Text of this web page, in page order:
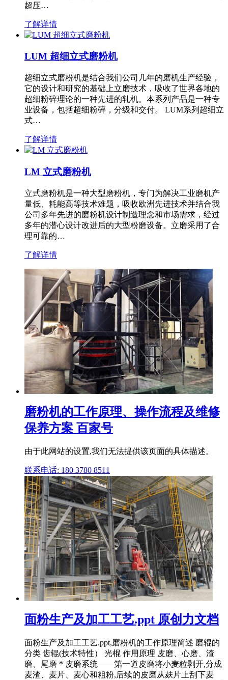
超压…
了解详情
LUM 超细立式磨粉机
超细立式磨粉机是结合我们公司几年的磨机生产经验，
它的设计和研究的基础上立磨技术，吸收了世界各地的
超细粉碎理论的一种先进的轧机。本系列产品是一种专
业设备，包括超细粉碎，分级和交付。 LUM系列超细立
式…
了解详情
LM 立式磨粉机
立式磨粉机是一种大型磨粉机，专门为解决工业磨机产
量低、耗能高等技术难题，吸收欧洲先进技术并结合我
公司多年先进的磨粉机设计制造理念和市场需求，经过
多年的潜心设计改进后的大型粉磨设备。立磨采用了合
理可靠的…
了解详情
磨粉机的工作原理、操作流程及维修
保养方案 百家号
由于此网站的设置,我们无法提供该页面的具体描述。
联系电话: 180 3780 8511
面粉生产及加工工艺.ppt 原创力文档
面粉生产及加工工艺.ppt,磨粉机的工作原理简述 磨辊的
分类 齿辊(技术特性） 光棍 作用原理 皮磨、心磨、渣
磨、尾磨 * 皮磨系统——第一道皮磨将小麦粒剥开,分成
麦渣、麦片、麦心和粗粉,后续的皮磨从麸片上刮下麦